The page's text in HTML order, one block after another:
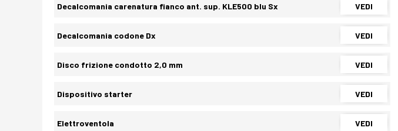
Decalcomania carenatura fianco ant. sup. KLE500 blu Sx VEDI
Decalcomania codone Dx VEDI
Disco frizione condotto 2,0 mm VEDI
Dispositivo starter VEDI
Elettroventola VEDI